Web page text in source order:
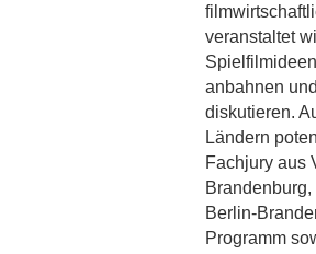
veranstaltet
anbahnen
diskutieren.
Ländern
Fachjury aus
Berlin-
Programm